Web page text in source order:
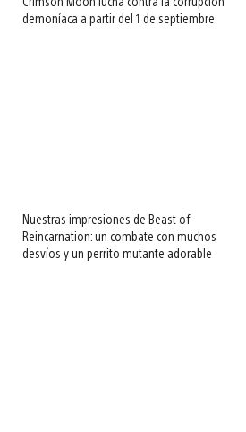
demoníaca a partir del 1 de septiembre
Nuestras impresiones de Beast of
Reincarnation: un combate con muchos
desvíos y un perrito mutante adorable